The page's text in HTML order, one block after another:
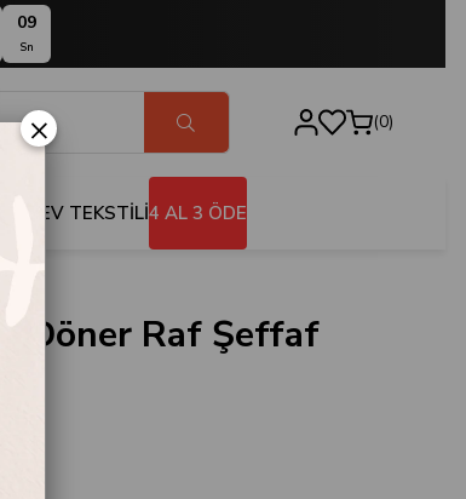
08
Sn
0
EV TEKSTİLİ4 AL 3 ÖDE
Döner Raf Şeffaf
×